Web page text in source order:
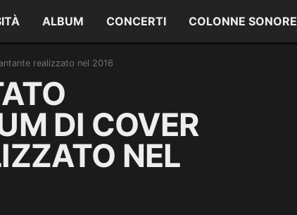
ALBUM CONCERTI COLONNE SONORE
realizzato nel 2016
DI COVER
NEL